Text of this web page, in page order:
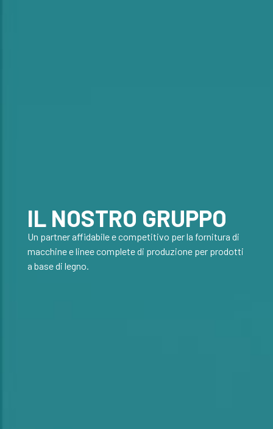
IL NOSTRO GRUPPO
Un partner affidabile e competitivo per la fornitura di
macchine e linee complete di produzione per prodotti
a base di legno.